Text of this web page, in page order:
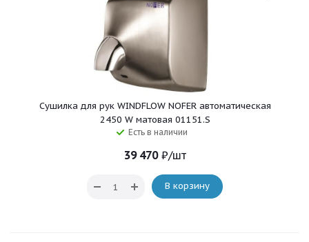
Сушилка для рук WINDFLOW NOFER автоматическая
2450 W матовая 01151.S
Есть в наличии
39 470₽/шт
В корзину